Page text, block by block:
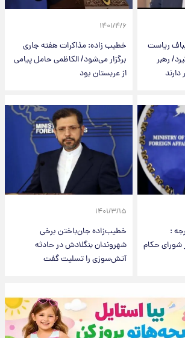
ریاست
رهبر
۱۴۰۱/۴/۶
خطیب زاده: مذاکرات هفته جاری
برگزار می‌شود/ الکاظمی حامل پیامی
از عربستان بود
:
شورای حکام
۱۴۰۱/۳/۱۵
خطیب‌زاده جان‌باختن برخی
شهروندان بنگلادش در حادثه
آتش‌سوزی را تسلیت گفت